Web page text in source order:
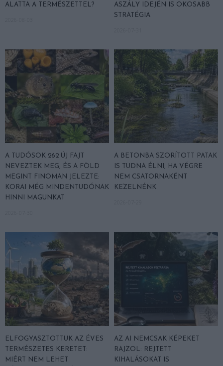
ALATTA A TERMÉSZETTEL?
ASZÁLY IDEJÉN IS OKOSABB
STRATÉGIA
A TUDÓSOK 262 ÚJ FAJT
NEVEZTEK MEG, ÉS A FÖLD
MEGINT FINOMAN JELEZTE:
KORAI MÉG MINDENTUDÓNAK
HINNI MAGUNKAT
A BETONBA SZORÍTOTT PATAK
IS TUDNA ÉLNI, HA VÉGRE
NEM CSATORNAKÉNT
KEZELNÉNK
ELFOGYASZTOTTUK AZ ÉVES
TERMÉSZETES KERETET:
MIÉRT NEM LEHET
AZ AI NEMCSAK KÉPEKET
RAJZOL: REJTETT
KIHALÁSOKAT IS